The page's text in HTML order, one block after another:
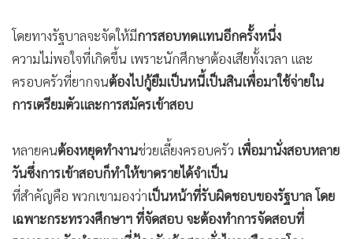
•
News1
• Gotomanager
โดยทางรัฐบาลจะจัดให้มีการสอบทดแทนอีกครั้งหนึ่ง
ความไม่พอใจที่เกิดขึ้น เพราะนักศึกษาต้องเสียทั้งเวลา และ
ครอบครัวที่ยากจนต้องไปกู้ยืมเป็นหนี้เป็นสินเพื่อมาใช้จ่ายใน
การเตรียมตัวและการสมัครเข้าสอบ
หลายคนต้องหยุดทำงานช่วยเลี้ยงครอบครัว เพื่อมานั่งสอบหลาย
วันซึ่งการเข้าสอบก็ทำให้ขาดรายได้จำเป็น
ที่สำคัญคือ พวกเขามองว่าเป็นหน้าที่รับผิดชอบของรัฐบาล โดย
เฉพาะกระทรวงศึกษาฯ ที่จัดสอบ จะต้องทำการจัดสอบที่